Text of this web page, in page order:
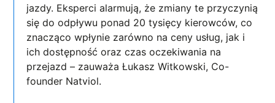
jazdy. Eksperci alarmują, że zmiany te przyczynią
się do odpływu ponad 20 tysięcy kierowców, co
znacząco wpłynie zarówno na ceny usług, jak i
ich dostępność oraz czas oczekiwania na
przejazd – zauważa Łukasz Witkowski, Co-
founder Natviol.